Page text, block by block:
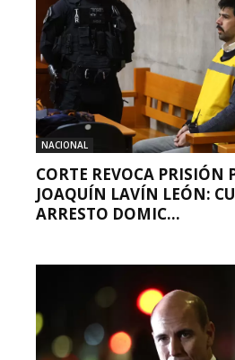
NACIONAL
CORTE REVOCA PRISIÓN
JOAQUÍN LAVÍN LEÓN:
ARRESTO DOMIC...